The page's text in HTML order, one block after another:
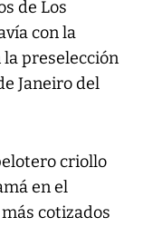
de Los
con la
la preselección
Janeiro del
criollo
en el
cotizados